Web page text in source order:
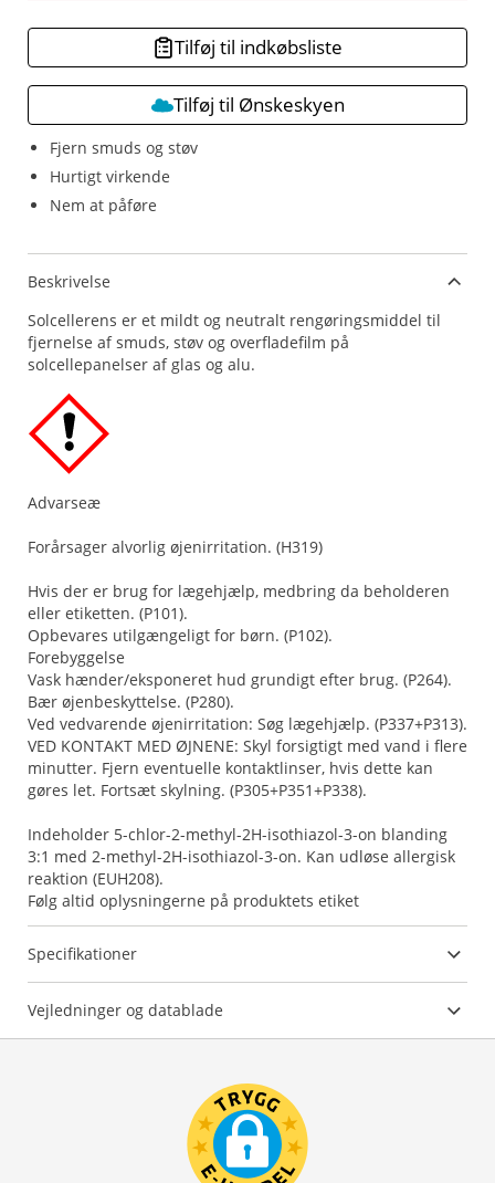
Fjern smuds og støv
Hurtigt virkende
Nem at påføre
Tilføj til indkøbsliste
Tilføj til Ønskeskyen
Beskrivelse
Solcellerens er et mildt og neutralt rengøringsmiddel til
fjernelse af smuds, støv og overfladefilm på
solcellepanelser af glas og alu.
Advarseæ
Forårsager alvorlig øjenirritation. (H319)
Hvis der er brug for lægehjælp, medbring da beholderen
eller etiketten. (P101).
Opbevares utilgængeligt for børn. (P102).
Forebyggelse
Vask hænder/eksponeret hud grundigt efter brug. (P264).
Bær øjenbeskyttelse. (P280).
Ved vedvarende øjenirritation: Søg lægehjælp. (P337+P313).
VED KONTAKT MED ØJNENE: Skyl forsigtigt med vand i flere
minutter. Fjern eventuelle kontaktlinser, hvis dette kan
gøres let. Fortsæt skylning. (P305+P351+P338).
Indeholder 5-chlor-2-methyl-2H-isothiazol-3-on blanding
3:1 med 2-methyl-2H-isothiazol-3-on. Kan udløse allergisk
reaktion (EUH208).
Følg altid oplysningerne på produktets etiket
Specifikationer
Vejledninger og datablade